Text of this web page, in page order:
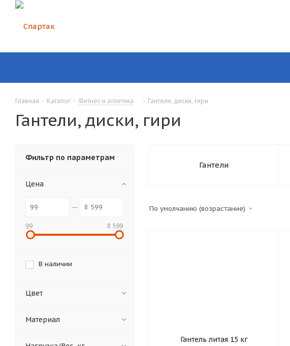
Главная - Каталог - Фитнес и атлетика - Гантели, диски, гири
Гантели, диски, гири
Гантели
По умолчанию (возрастание)
Гантель литая 15 кг
Фильтр по параметрам
Цена
99 8 599
В наличии
Цвет
Материал